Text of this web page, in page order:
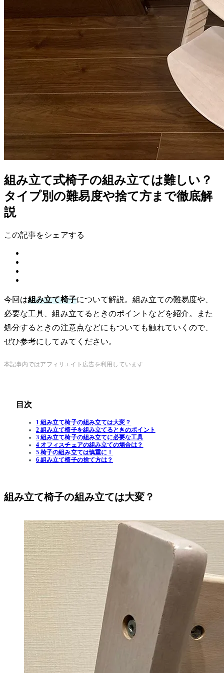
組み立て式椅子の組み立ては難しい？
タイプ別の難易度や捨て方まで徹底解
説
この記事をシェアする
今回は組み立て椅子について解説。組み立ての難易度や、
必要な工具、組み立てるときのポイントなどを紹介。また
処分するときの注意点などにもついても触れていくので、
ぜひ参考にしてみてください。
本記事内ではアフィリエイト広告を利用しています
目次
1 組み立て椅子の組み立ては大変？
2 組み立て椅子を組み立てるときのポイント
3 組み立て椅子の組み立てに必要な工具
4 オフィスチェアの組み立ての場合は？
5 椅子の組み立ては慎重に！
6 組み立て椅子の捨て方は？
組み立て椅子の組み立ては大変？